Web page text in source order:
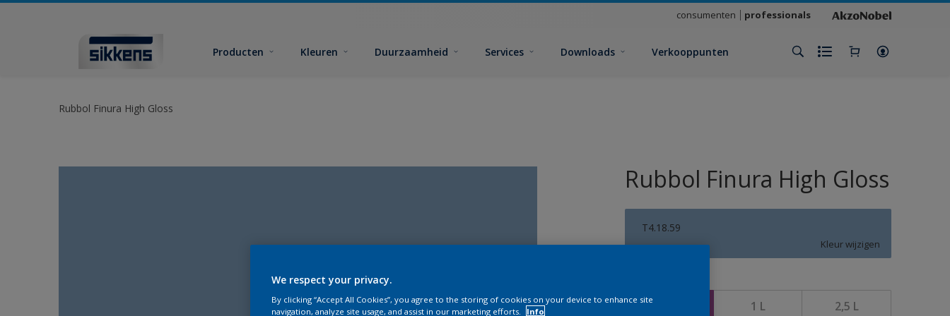
consumenten professionals
Producten Kleuren Duurzaamheid Services Downloads Verkooppunten
Rubbol Finura High Gloss
Rubbol Finura High Gloss
T4.18.59
Kleur wijzigen
500 ML 1 L 2,5 L
We respect your privacy.
By clicking “Accept All Cookies”, you agree to the storing of cookies on your device to enhance site
navigation, analyze site usage, and assist in our marketing efforts.
Info